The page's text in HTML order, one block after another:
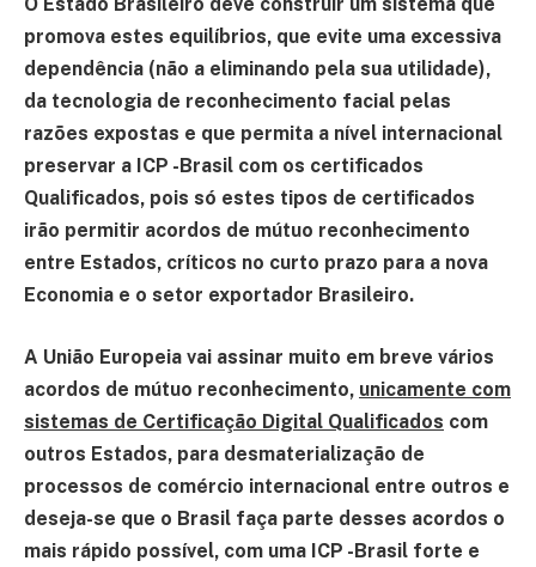
promova estes equilíbrios, que evite uma excessiva
dependência (não a eliminando pela sua utilidade),
da tecnologia de reconhecimento facial pelas
razões expostas e que permita a nível internacional
preservar a ICP -Brasil com os certificados
Qualificados, pois só estes tipos de certificados
irão permitir acordos de mútuo reconhecimento
entre Estados, críticos no curto prazo para a nova
Economia e o setor exportador Brasileiro.
A União Europeia vai assinar muito em breve vários
acordos de mútuo reconhecimento, unicamente com
sistemas de Certificação Digital Qualificados com
outros Estados, para desmaterialização de
processos de comércio internacional entre outros e
deseja-se que o Brasil faça parte desses acordos o
mais rápido possível, com uma ICP -Brasil forte e